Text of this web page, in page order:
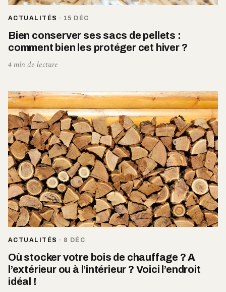
ACTUALITÉS · 15 DÉC
Bien conserver ses sacs de pellets :
comment bien les protéger cet hiver ?
4 min de lecture
ACTUALITÉS · 8 DÉC
Où stocker votre bois de chauffage ? A
l’extérieur ou à l’intérieur ? Voici l’endroit
idéal !